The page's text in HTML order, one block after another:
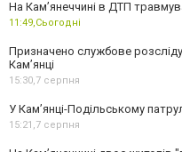
На Кам’янеччині в ДТП
11:49,Сьогодні
Призначено службове
Кам’янці
15:30,7 серпня
У Кам’янці-Подільському
15:21,7 серпня